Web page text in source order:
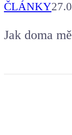
ČLÁNKY
Jak doma